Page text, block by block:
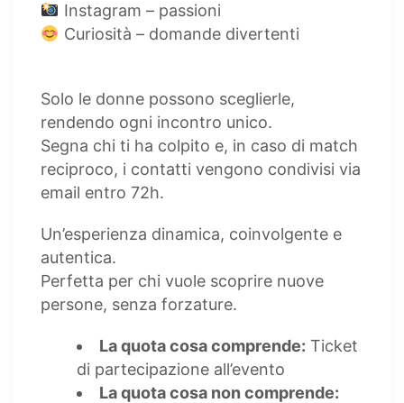
Instagram – passioni
Curiosità – domande divertenti
Solo le donne possono sceglierle,
rendendo ogni incontro unico.
Segna chi ti ha colpito e, in caso di match
reciproco, i contatti vengono condivisi via
email entro 72h.
Un’esperienza dinamica, coinvolgente e
autentica.
Perfetta per chi vuole scoprire nuove
persone, senza forzature.
La quota cosa comprende: Ticket
di partecipazione all’evento
La quota cosa non comprende: